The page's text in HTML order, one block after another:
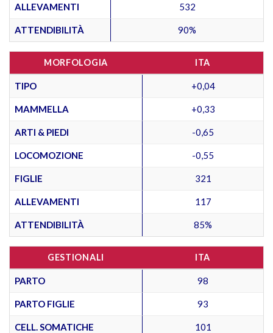
ALLEVAMENTI 532
ATTENDIBILITÀ 90%
MORFOLOGIA ITA
TIPO +0,04
MAMMELLA +0,33
ARTI & PIEDI -0,65
LOCOMOZIONE -0,55
FIGLIE 321
ALLEVAMENTI 117
ATTENDIBILITÀ 85%
GESTIONALI ITA
PARTO 98
PARTO FIGLIE 93
CELL. SOMATICHE 101